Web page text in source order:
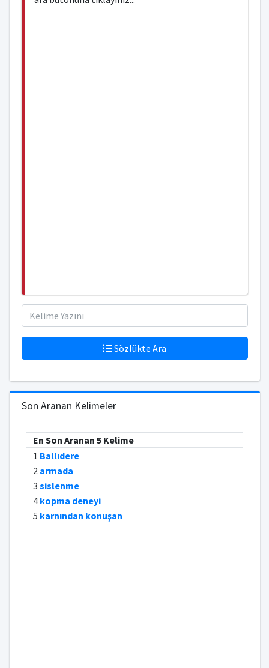
Sözlükte Ara
Son Aranan Kelimeler
En Son Aranan 5 Kelime
1 Ballıdere
2 armada
3 sislenme
4 kopma deneyi
5 karnından konuşan